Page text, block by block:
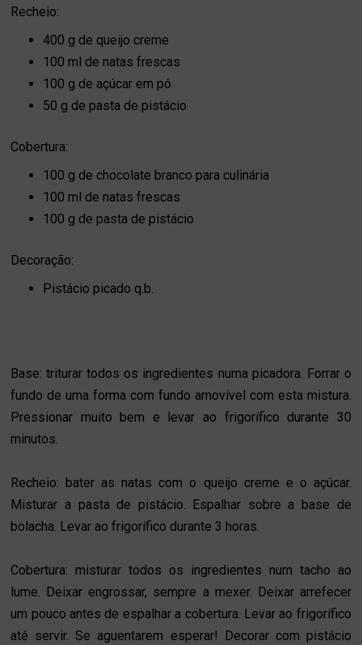
Recheio:
400 g de queijo creme
100 ml de natas frescas
100 g de açúcar em pó
50 g de pasta de pistácio
Cobertura:
100 g de chocolate branco para culinária
100 ml de natas frescas
100 g de pasta de pistácio
Decoração:
Pistácio picado q.b.
Base: triturar todos os ingredientes numa picadora. Forrar o
fundo de uma forma com fundo amovível com esta mistura.
Pressionar muito bem e levar ao frigorífico durante 30
minutos.
Recheio: bater as natas com o queijo creme e o açúcar.
Misturar a pasta de pistácio. Espalhar sobre a base de
bolacha. Levar ao frigorífico durante 3 horas.
Cobertura: misturar todos os ingredientes num tacho ao
lume. Deixar engrossar, sempre a mexer. Deixar arrefecer
um pouco antes de espalhar a cobertura. Levar ao frigorífico
até servir. Se aguentarem esperar! Decorar com pistácio